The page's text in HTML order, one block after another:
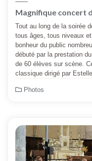
Magnifique concert
Tout au long de la soirée
tous âges, tous niveaux
bonheur du public
débuté par la prestation
de 60 élèves sur scène.
classique dirigé par
Photos